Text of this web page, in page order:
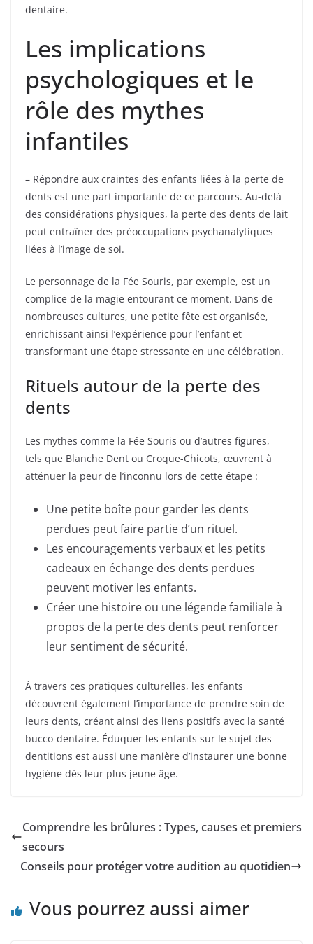
dentaire.
Les implications
psychologiques et le
rôle des mythes
infantiles
– Répondre aux craintes des enfants liées à la perte de
dents est une part importante de ce parcours. Au-delà
des considérations physiques, la perte des dents de lait
peut entraîner des préoccupations psychanalytiques
liées à l’image de soi.
Le personnage de la Fée Souris, par exemple, est un
complice de la magie entourant ce moment. Dans de
nombreuses cultures, une petite fête est organisée,
enrichissant ainsi l’expérience pour l’enfant et
transformant une étape stressante en une célébration.
Rituels autour de la perte des
dents
Les mythes comme la Fée Souris ou d’autres figures,
tels que Blanche Dent ou Croque-Chicots, œuvrent à
atténuer la peur de l’inconnu lors de cette étape :
Une petite boîte pour garder les dents
perdues peut faire partie d’un rituel.
Les encouragements verbaux et les petits
cadeaux en échange des dents perdues
peuvent motiver les enfants.
Créer une histoire ou une légende familiale à
propos de la perte des dents peut renforcer
leur sentiment de sécurité.
À travers ces pratiques culturelles, les enfants
découvrent également l’importance de prendre soin de
leurs dents, créant ainsi des liens positifs avec la santé
bucco-dentaire. Éduquer les enfants sur le sujet des
dentitions est aussi une manière d’instaurer une bonne
hygiène dès leur plus jeune âge.
Comprendre les brûlures : Types, causes et premiers
secours
Conseils pour protéger votre audition au quotidien
Vous pourrez aussi aimer